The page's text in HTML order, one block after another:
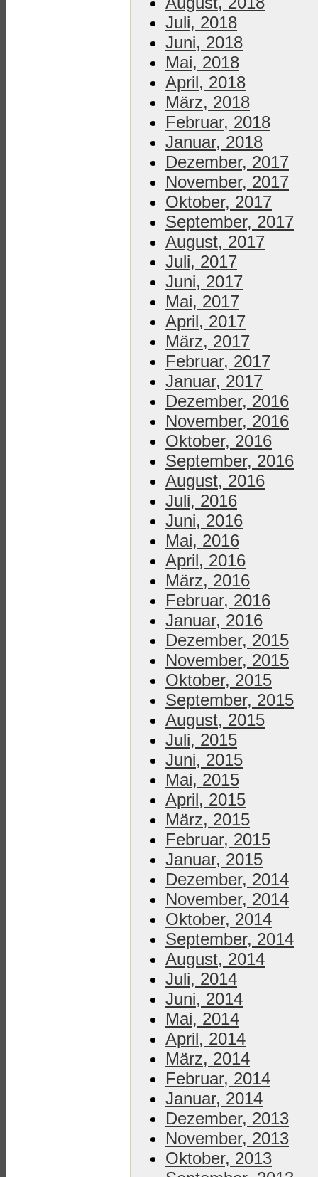
Juli, 2018
Juni, 2018
Mai, 2018
April, 2018
März, 2018
Februar, 2018
Januar, 2018
Dezember, 2017
November, 2017
Oktober, 2017
September, 2017
August, 2017
Juli, 2017
Juni, 2017
Mai, 2017
April, 2017
März, 2017
Februar, 2017
Januar, 2017
Dezember, 2016
November, 2016
Oktober, 2016
September, 2016
August, 2016
Juli, 2016
Juni, 2016
Mai, 2016
April, 2016
März, 2016
Februar, 2016
Januar, 2016
Dezember, 2015
November, 2015
Oktober, 2015
September, 2015
August, 2015
Juli, 2015
Juni, 2015
Mai, 2015
April, 2015
März, 2015
Februar, 2015
Januar, 2015
Dezember, 2014
November, 2014
Oktober, 2014
September, 2014
August, 2014
Juli, 2014
Juni, 2014
Mai, 2014
April, 2014
März, 2014
Februar, 2014
Januar, 2014
Dezember, 2013
November, 2013
Oktober, 2013